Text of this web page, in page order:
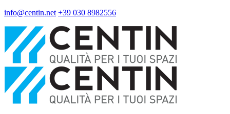
info@centin.net +39 030 8982556